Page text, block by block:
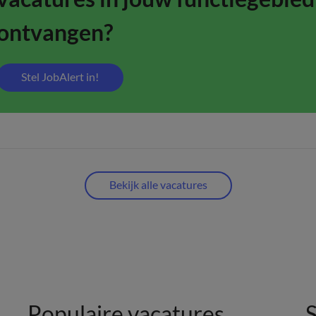
Stel JobAlert in!
Bekijk alle vacatures